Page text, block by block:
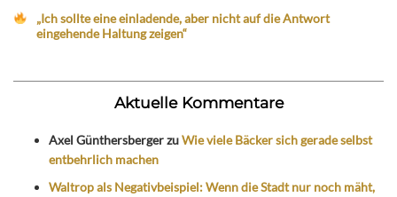
„Ich sollte eine einladende, aber nicht auf die Antwort
eingehende Haltung zeigen“
Aktuelle Kommentare
Axel GünthersbergerzuWie viele Bäcker sich gerade selbst
entbehrlich machen
Waltrop als Negativbeispiel: Wenn die Stadt nur noch mäht,